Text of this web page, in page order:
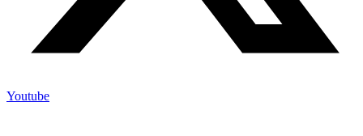
Youtube